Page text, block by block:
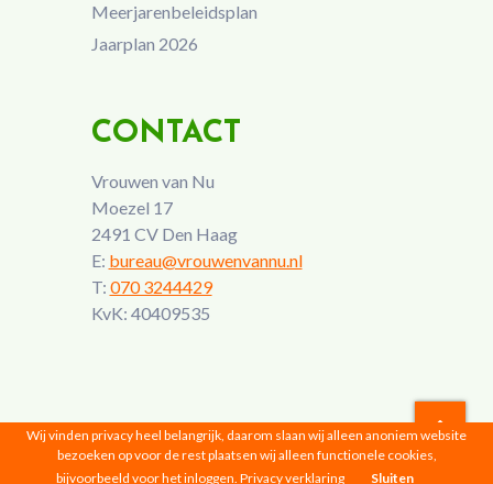
Meerjarenbeleidsplan
Jaarplan 2026
CONTACT
Vrouwen van Nu
Moezel 17
2491 CV Den Haag
E: bureau@vrouwenvannu.nl
T: 070 3244429
KvK: 40409535
Vrouwen van Nu © 2026 |Privacyverklaring
Wij vinden privacy heel belangrijk, daarom slaan wij alleen anoniem website
bezoeken op voor de rest plaatsen wij alleen functionele cookies,
bijvoorbeeld voor het inloggen. Privacy verklaring Sluiten